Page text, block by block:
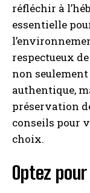
réfléchir à
essentielle
respectueux
non
authentique,
préservation
conseils pour
choix.
Optez